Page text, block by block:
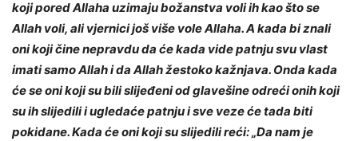
koji pored Allaha uzimaju božanstva voli ih kao što se
Allah voli, ali vjernici još više vole Allaha. A kada bi znali
oni koji čine nepravdu da će kada vide patnju svu vlast
imati samo Allah i da Allah žestoko kažnjava. Onda kada
će se oni koji su bili slijeđeni od glavešine odreći onih koji
su ih slijedili i ugledaće patnju i sve veze će tada biti
pokidane. Kada će oni koji su slijedili reći: „Da nam je